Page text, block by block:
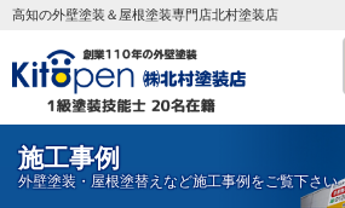
高知の外壁塗装＆屋根塗装専門店北村塗装店
施工事例
外壁塗装・屋根塗替えなど施工事例をご覧下さい